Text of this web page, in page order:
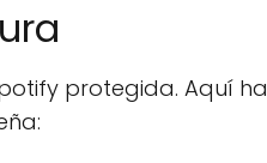
protegida. Aquí